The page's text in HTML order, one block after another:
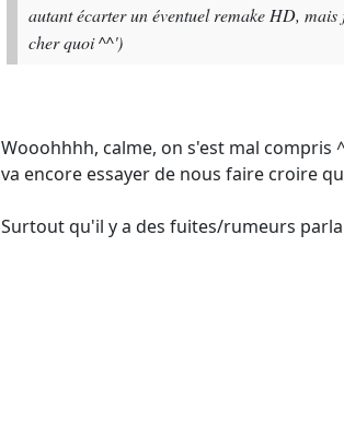
autant écarter un éventuel remake HD,
cher quoi ^^')
Wooohhhh, calme, on s'est mal
va encore essayer de nous faire croire
Surtout qu'il y a des fuites/rumeurs